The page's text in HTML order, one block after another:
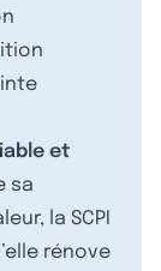
et
sa
la SCPI
rénove